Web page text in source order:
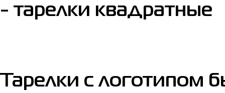
- тарелки квадратные
Тарелки с логотипом